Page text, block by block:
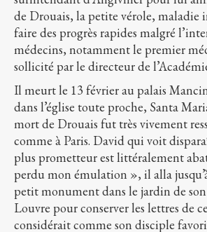
de Drouais, la petite vérole, maladie
faire des progrès rapides malgré
médecins, notamment le premier
sollicité par le directeur de
Il meurt le 13 février au palais
dans l’église toute proche, Santa
mort de Drouais fut très vivement
comme à Paris. David qui voit
plus prometteur est littéralement
perdu mon émulation », il alla
petit monument dans le jardin de
Louvre pour conserver les lettres de
considérait comme son disciple